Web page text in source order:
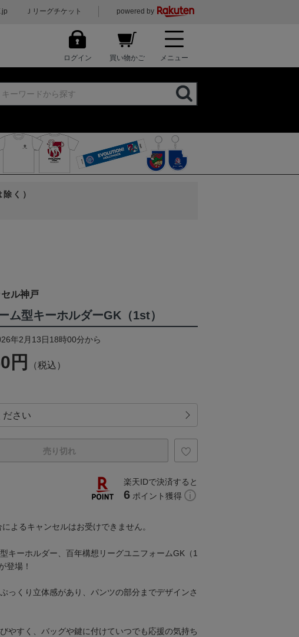
Ｊリーグチケット powered by
ログイン 買い物かご メニュー
く）
ル神戸
ム型キーホルダーGK（1st）
年2月13日18時00分から
円 （税込）
売り切れ
楽天IDで決済すると
6 ポイント獲得
よるキャンセルはお受けできません。
キーホルダー、百年構想リーグユニフォームGK（1
登場！
っくり立体感があり、パンツの部分までデザインさ
やすく、バッグや鍵に付けていつでも応援の気持ち